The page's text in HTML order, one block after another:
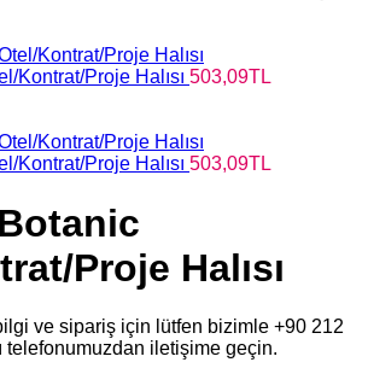
Kontrat/Proje Halısı 503,09TL
Kontrat/Proje Halısı 503,09TL
Proje Halısı
ve sipariş için lütfen bizimle +90 212
telefonumuzdan iletişime geçin.